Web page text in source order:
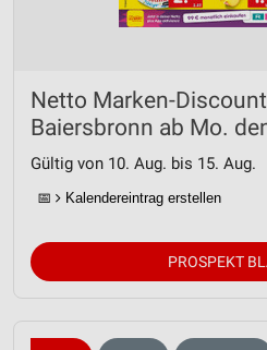
Netto Marken-
Baiersbronn ab Mo.
Gültig von 10. Aug. bis 15. Aug.
📅 Kalendereintrag erstellen
PROSPEKT